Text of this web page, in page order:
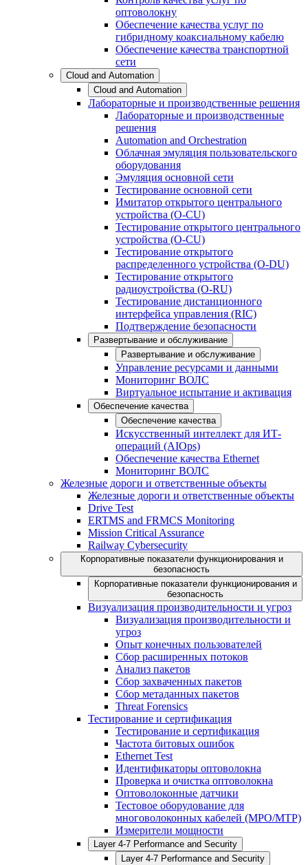
оптоволокну
Обеспечение качества услуг по
гибридному коаксиальному кабелю
Обеспечение качества транспортной
сети
Cloud and Automation
Cloud and Automation
Лабораторные и производственные решения
Лабораторные и производственные
решения
Automation and Orchestration
Облачная эмуляция пользовательского
оборудования
Эмуляция основной сети
Тестирование основной сети
Имитатор открытого центрального
устройства (O-CU)
Тестирование открытого центрального
устройства (O-CU)
Тестирование открытого
распределенного устройства (O-DU)
Тестирование открытого
радиоустройства (O-RU)
Тестирование дистанционного
интерфейса управления (RIC)
Подтверждение безопасности
Развертывание и обслуживание
Развертывание и обслуживание
Управление ресурсами и данными
Мониторинг ВОЛС
Виртуальное испытание и активация
Обеспечение качества
Обеспечение качества
Искусственный интеллект для ИТ-
операций (AIOps)
Обеспечение качества Ethernet
Мониторинг ВОЛС
Железные дороги и ответственные объекты
Железные дороги и ответственные объекты
Drive Test
ERTMS and FRMCS Monitoring
Mission Critical Assurance
Railway Cybersecurity
Корпоративные показатели функционирования и
безопасность
Корпоративные показатели функционирования и
безопасность
Визуализация производительности и угроз
Визуализация производительности и
угроз
Опыт конечных пользователей
Сбор расширенных потоков
Анализ пакетов
Сбор захваченных пакетов
Сбор метаданных пакетов
Threat Forensics
Тестирование и сертификация
Тестирование и сертификация
Частота битовых ошибок
Ethernet Test
Идентификаторы оптоволокна
Проверка и очистка оптоволокна
Оптоволоконные датчики
Тестовое оборудование для
многоволоконных кабелей (MPO/MTP)
Измерители мощности
Layer 4-7 Performance and Security
Layer 4-7 Performance and Security